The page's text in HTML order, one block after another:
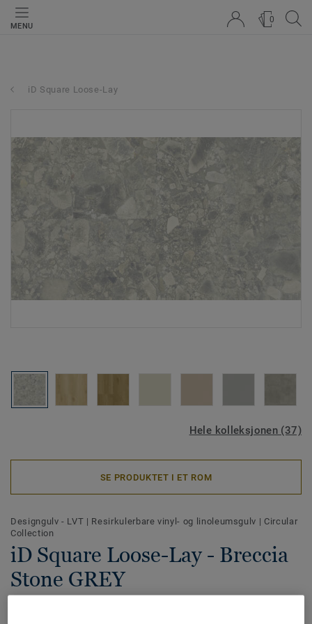
MENU
0
iD Square Loose-Lay
Hele kolleksjonen (37)
SE PRODUKTET I ET ROM
Designgulv - LVT | Resirkulerbare vinyl- og linoleumsgulv | Circular
Collection
iD Square Loose-Lay - Breccia
Stone GREY